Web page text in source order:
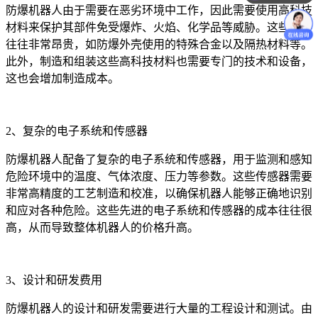
防爆机器人由于需要在恶劣环境中工作，因此需要使用高科技
材料来保护其部件免受爆炸、火焰、化学品等威胁。这些材料
往往非常昂贵，如防爆外壳使用的特殊合金以及隔热材料等。
此外，制造和组装这些高科技材料也需要专门的技术和设备，
这也会增加制造成本。
2、复杂的电子系统和传感器
防爆机器人配备了复杂的电子系统和传感器，用于监测和感知
危险环境中的温度、气体浓度、压力等参数。这些传感器需要
非常高精度的工艺制造和校准，以确保机器人能够正确地识别
和应对各种危险。这些先进的电子系统和传感器的成本往往很
高，从而导致整体机器人的价格升高。
3、设计和研发费用
防爆机器人的设计和研发需要进行大量的工程设计和测试。由